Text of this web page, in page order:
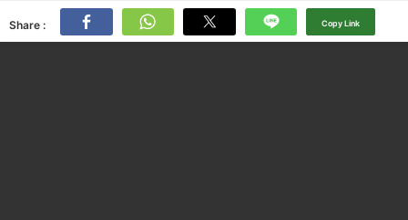
Share : Copy Link